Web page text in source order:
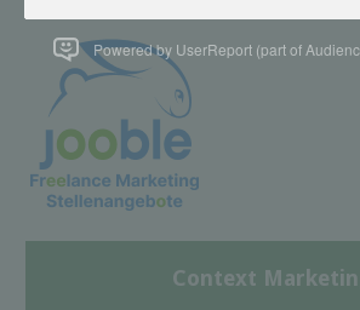
Context
Powered by UserReport (part of